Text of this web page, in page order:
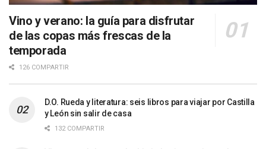
Vino y verano: la guía para disfrutar
de las copas más frescas de la
temporada
126 COMPARTIR
D.O. Rueda y literatura: seis libros para viajar por Castilla
y León sin salir de casa
132 COMPARTIR